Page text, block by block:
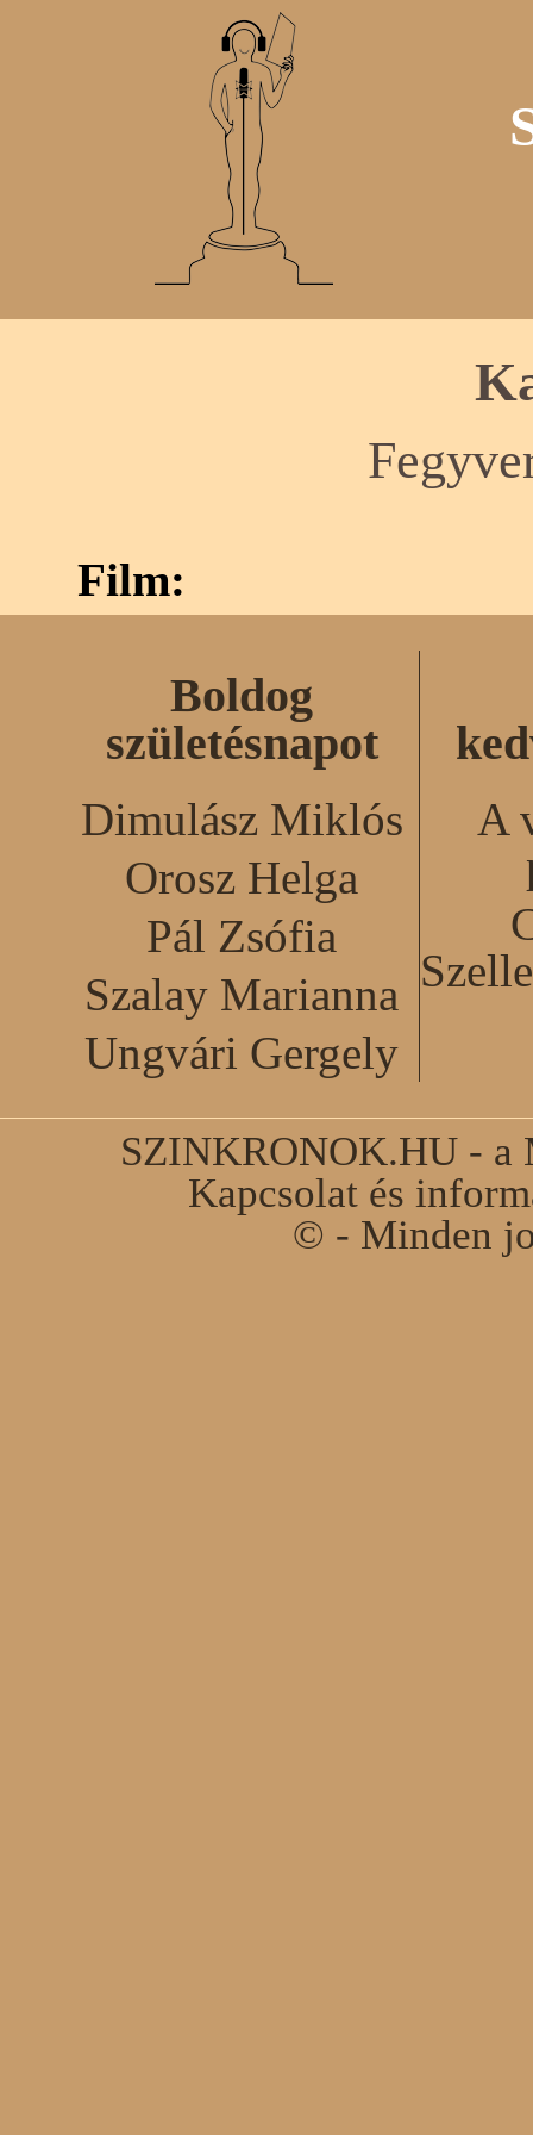
Film:
Boldog
születésnapot
Dimulász Miklós
Orosz Helga
Pál Zsófia
Szalay Marianna
Ungvári Gergely
A
SZINKRONOK.HU - a
Kapcsolat és
© - Minden